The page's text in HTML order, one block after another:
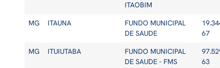
ITAOBIM
MG ITAUNA
FUNDO MUNICIPAL
DE SAUDE
67
MG ITUIUTABA
FUNDO MUNICIPAL
DE SAUDE - FMS
63